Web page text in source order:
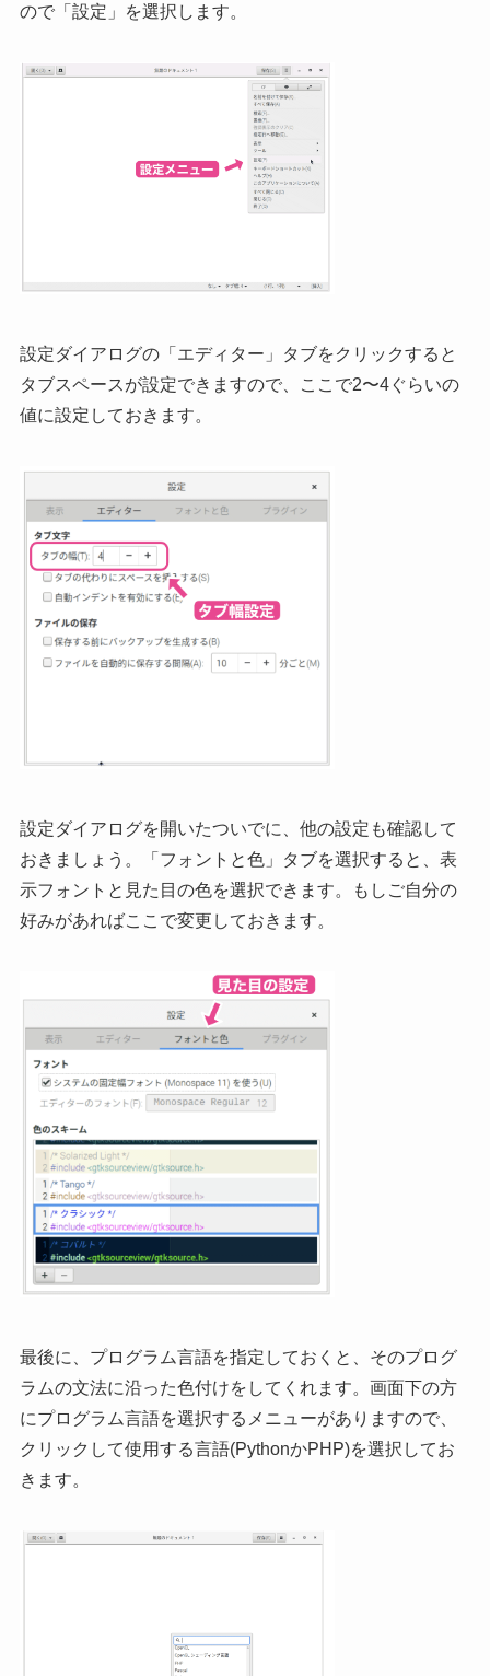
ので「設定」を選択します。
設定ダイアログの「エディター」タブをクリックすると
タブスペースが設定できますので、ここで2〜4ぐらいの
値に設定しておきます。
設定ダイアログを開いたついでに、他の設定も確認して
おきましょう。「フォントと色」タブを選択すると、表
示フォントと見た目の色を選択できます。もしご自分の
好みがあればここで変更しておきます。
最後に、プログラム言語を指定しておくと、そのプログ
ラムの文法に沿った色付けをしてくれます。画面下の方
にプログラム言語を選択するメニューがありますので、
クリックして使用する言語(PythonかPHP)を選択してお
きます。